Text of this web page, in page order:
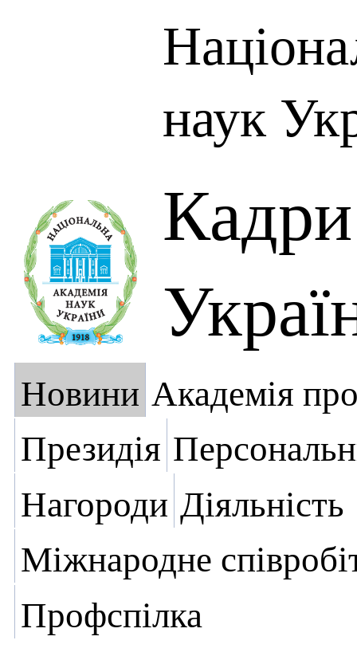
наук
Новини Академія
Президія
Нагороди Діяльність
Міжнародне
Профспілка